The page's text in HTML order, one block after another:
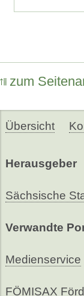
zum
Übersicht
Herausgeber
Sächsische
Verwandte
Medienservice
FÖMISAX